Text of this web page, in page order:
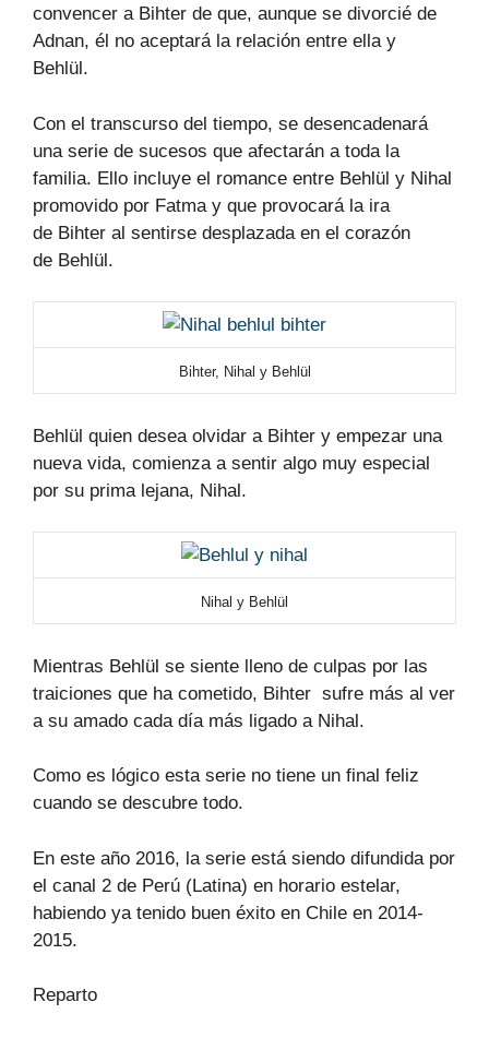
convencer a Bihter de que, aunque se divorcié de
Adnan, él no aceptará la relación entre ella y
Behlül.
Con el transcurso del tiempo, se desencadenará
una serie de sucesos que afectarán a toda la
familia. Ello incluye el romance entre Behlül y Nihal
promovido por Fatma y que provocará la ira
de Bihter al sentirse desplazada en el corazón
de Behlül.
Bihter, Nihal y Behlül
Behlül quien desea olvidar a Bihter y empezar una
nueva vida, comienza a sentir algo muy especial
por su prima lejana, Nihal.
Nihal y Behlül
Mientras Behlül se siente lleno de culpas por las
traiciones que ha cometido, Bihter sufre más al ver
a su amado cada día más ligado a Nihal.
Como es lógico esta serie no tiene un final feliz
cuando se descubre todo.
En este año 2016, la serie está siendo difundida por
el canal 2 de Perú (Latina) en horario estelar,
habiendo ya tenido buen éxito en Chile en 2014-
2015.
Reparto